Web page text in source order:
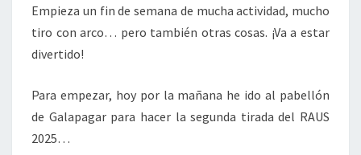
GALAPAGAR
Empieza un fin de semana de mucha actividad, mucho
tiro con arco… pero también otras cosas. ¡Va a estar
divertido!
Para empezar, hoy por la mañana he ido al pabellón
de Galapagar para hacer la segunda tirada del RAUS
2025…